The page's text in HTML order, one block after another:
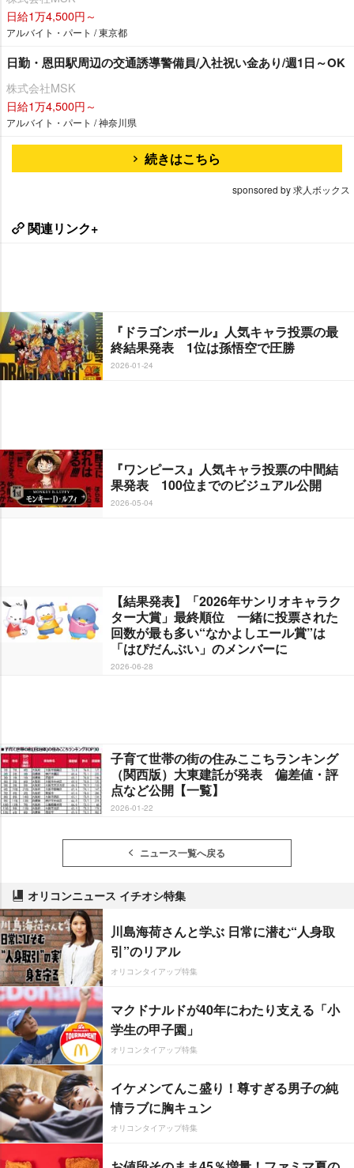
日給1万4,500円～
アルバイト・パート / 東京都
日勤・恩田駅周辺の交通誘導警備員/入社祝い金あり/週1日～OK
株式会社MSK
日給1万4,500円～
アルバイト・パート / 神奈川県
続きはこちら
sponsored by 求人ボックス
関連リンク+
『ドラゴンボール』人気キャラ投票の最
終結果発表 1位は孫悟空で圧勝
2026-01-24
『ワンピース』人気キャラ投票の中間結
果発表 100位までのビジュアル公開
2026-05-04
【結果発表】「2026年サンリオキャラク
ター大賞」最終順位 一緒に投票された
回数が最も多い“なかよしエール賞”は
「はぴだんぶい」のメンバーに
2026-06-28
子育て世帯の街の住みここちランキング
（関西版）大東建託が発表 偏差値・評
点など公開【一覧】
2026-01-22
ニュース一覧へ戻る
オリコンニュース イチオシ特集
川島海荷さんと学ぶ 日常に潜む“人身取
引”のリアル
オリコンタイアップ特集
マクドナルドが40年にわたり支える「小
学生の甲子園」
オリコンタイアップ特集
イケメンてんこ盛り！尊すぎる男子の純
情ラブに胸キュン
オリコンタイアップ特集